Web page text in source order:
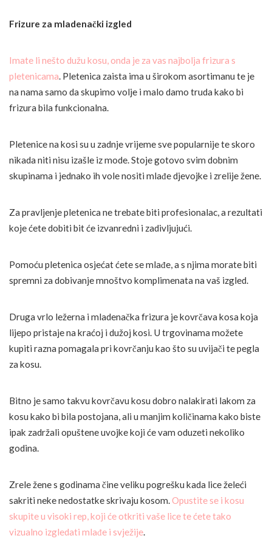
Frizure za mladenački izgled
Imate li nešto dužu kosu, onda je za vas najbolja frizura s
pletenicama. Pletenica zaista ima u širokom asortimanu te je
na nama samo da skupimo volje i malo damo truda kako bi
frizura bila funkcionalna.
Pletenice na kosi su u zadnje vrijeme sve popularnije te skoro
nikada niti nisu izašle iz mode. Stoje gotovo svim dobnim
skupinama i jednako ih vole nositi mlađe djevojke i zrelije žene.
Za pravljenje pletenica ne trebate biti profesionalac, a rezultati
koje ćete dobiti bit će izvanredni i zadivljujući.
Pomoću pletenica osjećat ćete se mlađe, a s njima morate biti
spremni za dobivanje mnoštvo komplimenata na vaš izgled.
Druga vrlo ležerna i mladenačka frizura je kovrčava kosa koja
lijepo pristaje na kraćoj i dužoj kosi. U trgovinama možete
kupiti razna pomagala pri kovrčanju kao što su uvijači te pegla
za kosu.
Bitno je samo takvu kovrčavu kosu dobro nalakirati lakom za
kosu kako bi bila postojana, ali u manjim količinama kako biste
ipak zadržali opuštene uvojke koji će vam oduzeti nekoliko
godina.
Zrele žene s godinama čine veliku pogrešku kada lice želeći
sakriti neke nedostatke skrivaju kosom.Opustite se i kosu
skupite u visoki rep, koji će otkriti vaše lice te ćete tako
vizualno izgledati mlađe i svježije.